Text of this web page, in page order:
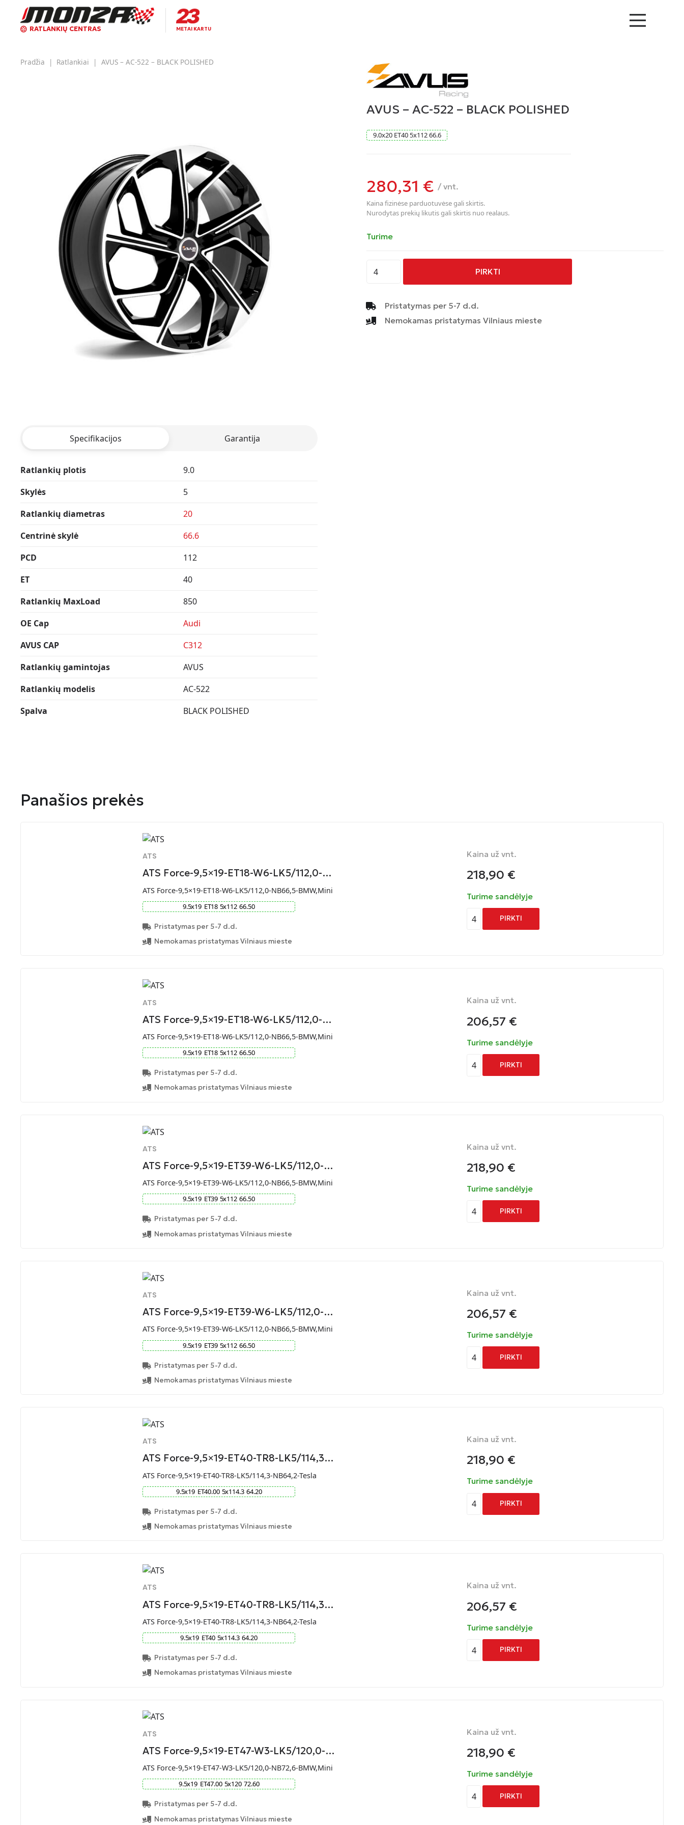
RATLANKIŲ CENTRAS METAI KARTU
Pradžia | Ratlankiai | AVUS – AC-522 – BLACK POLISHED
Specifikacijos Garantija
Ratlankių plotis
9.0
Skylės
5
Ratlankių diametras
20
Centrinė skylė
66.6
PCD
112
ET
40
Ratlankių MaxLoad
850
OE Cap
Audi
AVUS CAP
C312
Ratlankių gamintojas
AVUS
Ratlankių modelis
AC-522
Spalva
BLACK POLISHED
AVUS – AC-522 – BLACK POLISHED
9.0x20 ET40 5x11266.6
280,31 € / vnt.
Kaina fizinėse parduotuvėse gali skirtis.
Nurodytas prekių likutis gali skirtis nuo realaus.
Turime
kiekis:
-
AC-
522
PIRKTI
Pristatymas per 5-7 d.d.
Nemokamas pristatymas Vilniaus mieste
Panašios prekės
ATS
ATS Force-9,5×19-ET18-W6-LK5/112,0-…
ATS Force-9,5×19-ET18-W6-LK5/112,0-NB66,5-BMW,Mini
9.5x19 ET18 5x112 66.50
Pristatymas per 5-7 d.d.
Nemokamas pristatymas Vilniaus mieste
Kaina už vnt.
218,90 €
Turime sandėlyje
4 PIRKTI
ATS
ATS Force-9,5×19-ET18-W6-LK5/112,0-…
ATS Force-9,5×19-ET18-W6-LK5/112,0-NB66,5-BMW,Mini
9.5x19 ET18 5x112 66.50
Pristatymas per 5-7 d.d.
Nemokamas pristatymas Vilniaus mieste
Kaina už vnt.
206,57 €
Turime sandėlyje
4 PIRKTI
ATS
ATS Force-9,5×19-ET39-W6-LK5/112,0-…
ATS Force-9,5×19-ET39-W6-LK5/112,0-NB66,5-BMW,Mini
9.5x19 ET39 5x112 66.50
Pristatymas per 5-7 d.d.
Nemokamas pristatymas Vilniaus mieste
Kaina už vnt.
218,90 €
Turime sandėlyje
4 PIRKTI
ATS
ATS Force-9,5×19-ET39-W6-LK5/112,0-…
ATS Force-9,5×19-ET39-W6-LK5/112,0-NB66,5-BMW,Mini
9.5x19 ET39 5x112 66.50
Pristatymas per 5-7 d.d.
Nemokamas pristatymas Vilniaus mieste
Kaina už vnt.
206,57 €
Turime sandėlyje
4 PIRKTI
ATS
ATS Force-9,5×19-ET40-TR8-LK5/114,3…
ATS Force-9,5×19-ET40-TR8-LK5/114,3-NB64,2-Tesla
9.5x19 ET40.00 5x114.3 64.20
Pristatymas per 5-7 d.d.
Nemokamas pristatymas Vilniaus mieste
Kaina už vnt.
218,90 €
Turime sandėlyje
4 PIRKTI
ATS
ATS Force-9,5×19-ET40-TR8-LK5/114,3…
ATS Force-9,5×19-ET40-TR8-LK5/114,3-NB64,2-Tesla
9.5x19 ET40 5x114.3 64.20
Pristatymas per 5-7 d.d.
Nemokamas pristatymas Vilniaus mieste
Kaina už vnt.
206,57 €
Turime sandėlyje
4 PIRKTI
ATS
ATS Force-9,5×19-ET47-W3-LK5/120,0-…
ATS Force-9,5×19-ET47-W3-LK5/120,0-NB72,6-BMW,Mini
9.5x19 ET47.00 5x120 72.60
Pristatymas per 5-7 d.d.
Nemokamas pristatymas Vilniaus mieste
Kaina už vnt.
218,90 €
Turime sandėlyje
4 PIRKTI